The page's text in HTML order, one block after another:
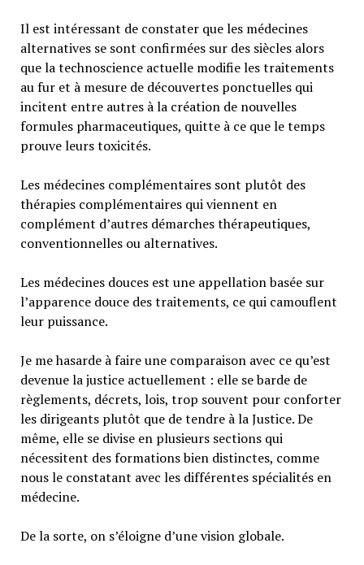
Il est intéressant de constater que les médecines
alternatives se sont confirmées sur des siècles alors
que la technoscience actuelle modifie les traitements
au fur et à mesure de découvertes ponctuelles qui
incitent entre autres à la création de nouvelles
formules pharmaceutiques, quitte à ce que le temps
prouve leurs toxicités.
Les médecines complémentaires sont plutôt des
thérapies complémentaires qui viennent en
complément d’autres démarches thérapeutiques,
conventionnelles ou alternatives.
Les médecines douces est une appellation basée sur
l’apparence douce des traitements, ce qui camouflent
leur puissance.
Je me hasarde à faire une comparaison avec ce qu’est
devenue la justice actuellement : elle se barde de
règlements, décrets, lois, trop souvent pour conforter
les dirigeants plutôt que de tendre à la Justice. De
même, elle se divise en plusieurs sections qui
nécessitent des formations bien distinctes, comme
nous le constatant avec les différentes spécialités en
médecine.
De la sorte, on s’éloigne d’une vision globale.